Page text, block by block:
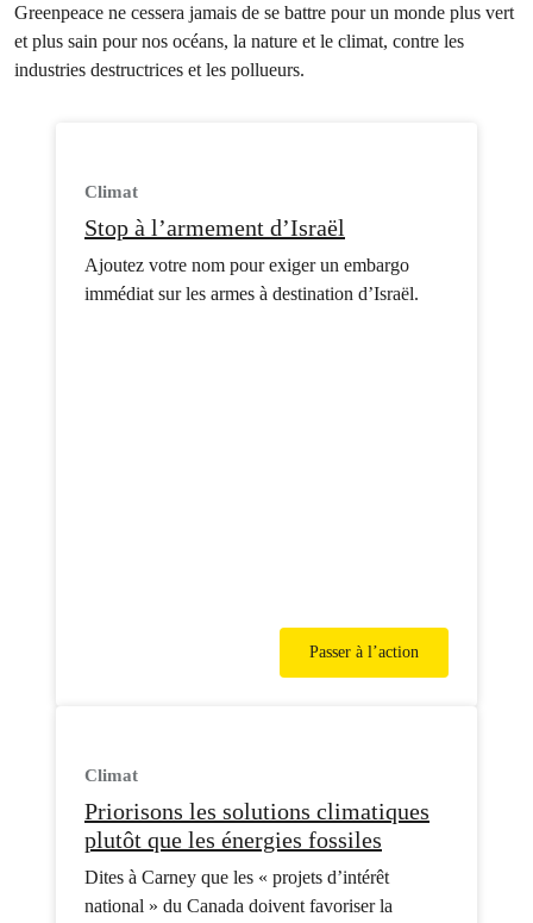
Greenpeace ne cessera jamais de se battre pour un monde plus vert
et plus sain pour nos océans, la nature et le climat, contre les
industries destructrices et les pollueurs.
Climat
Stop à l’armement d’Israël
Ajoutez votre nom pour exiger un embargo
immédiat sur les armes à destination d’Israël.
Passer à l’action
Climat
Priorisons les solutions climatiques
plutôt que les énergies fossiles
Dites à Carney que les « projets d’intérêt
national » du Canada doivent favoriser la